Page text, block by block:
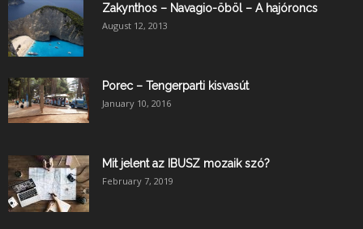
Zakynthos – Navagio-öböl – A hajóroncs
August 12, 2013
Porec – Tengerparti kisvasút
January 10, 2016
Mit jelent az IBUSZ mozaik szó?
February 7, 2019